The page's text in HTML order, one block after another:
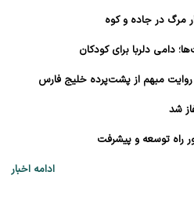
مرگ در جاده و کوه
دامی دلربا برای کودکان
روایت مبهم از پشت‌پرده خلیج فارس
شد
راه توسعه و پیشرفت
ادامه اخبار